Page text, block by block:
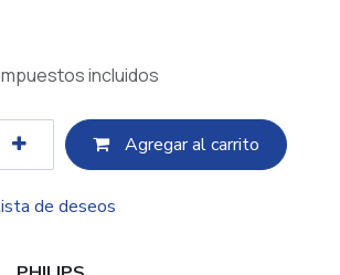
incluidos
Agregar al c​​arrito
de deseos